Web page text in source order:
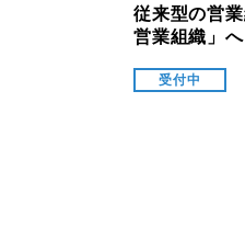
受付中
従来型の営
営業組織」